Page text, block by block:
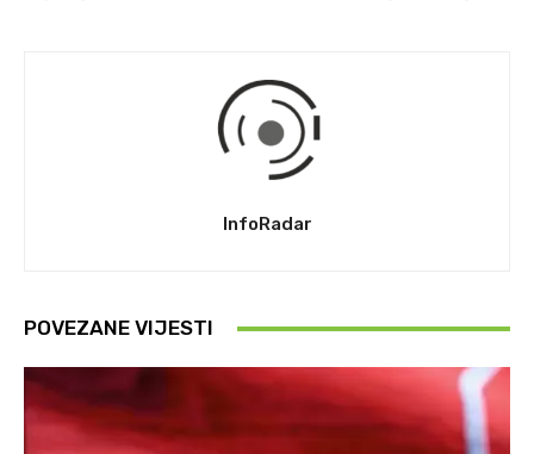
InfoRadar
POVEZANE VIJESTI